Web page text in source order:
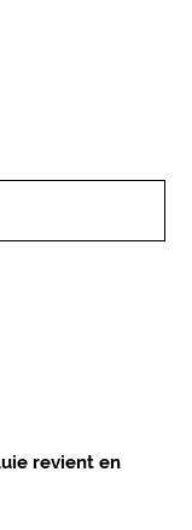
revient en